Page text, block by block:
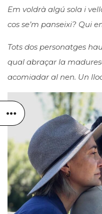
Em voldrà algú sola i
cos se’m panseixi? Qui
Tots dos personatges
qual abraçar la
acomiadar al nen. Un